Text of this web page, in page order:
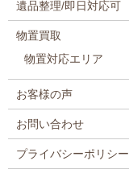
遺品整理/即日対応可
物置買取
物置対応エリア
お客様の声
お問い合わせ
プライバシーポリシー